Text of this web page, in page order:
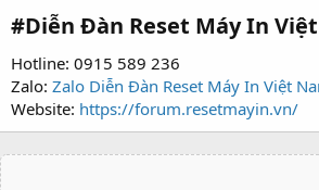
#Diễn Đàn Reset Máy In
Hotline: 0915 589 236
Zalo: Zalo Diễn Đàn Reset Máy In Việt
Website: https://forum.resetmayin.vn/